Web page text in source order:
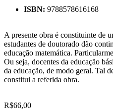
ISBN: 9788578616168
A presente obra é constituinte de
estudantes de doutorado dão
educação matemática.
Ou seja, docentes da educação
da educação, de modo geral. Tal
constitui a referida obra.
R$66,00